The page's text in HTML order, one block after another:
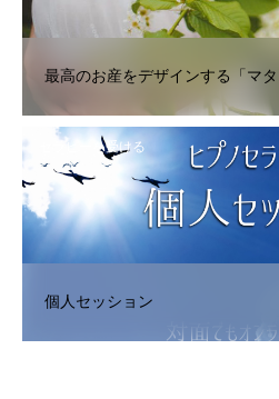
最高のお産をデザインする「マタ
セラピーを受ける
個人セッション